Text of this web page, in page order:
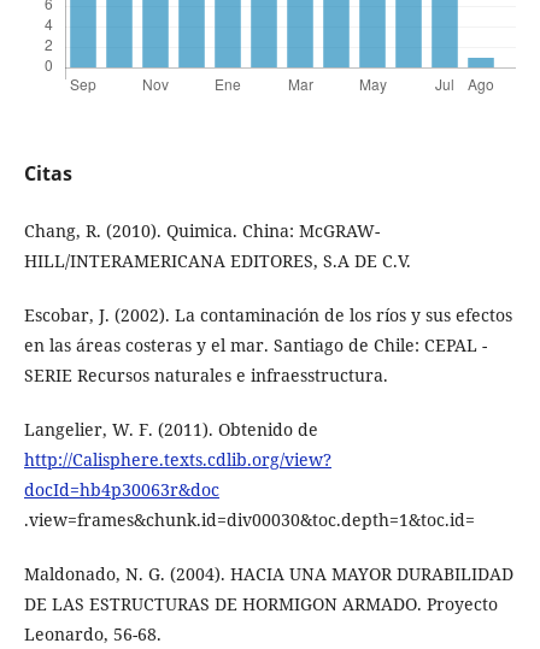
Citas
Chang, R. (2010). Quimica. China: McGRAW-
HILL/INTERAMERICANA EDITORES, S.A DE C.V.
Escobar, J. (2002). La contaminación de los ríos y sus efectos
en las áreas costeras y el mar. Santiago de Chile: CEPAL -
SERIE Recursos naturales e infraesstructura.
Langelier, W. F. (2011). Obtenido de
http://Calisphere.texts.cdlib.org/view?
docId=hb4p30063r&doc
.view=frames&chunk.id=div00030&toc.depth=1&toc.id=
Maldonado, N. G. (2004). HACIA UNA MAYOR DURABILIDAD
DE LAS ESTRUCTURAS DE HORMIGON ARMADO. Proyecto
Leonardo, 56-68.